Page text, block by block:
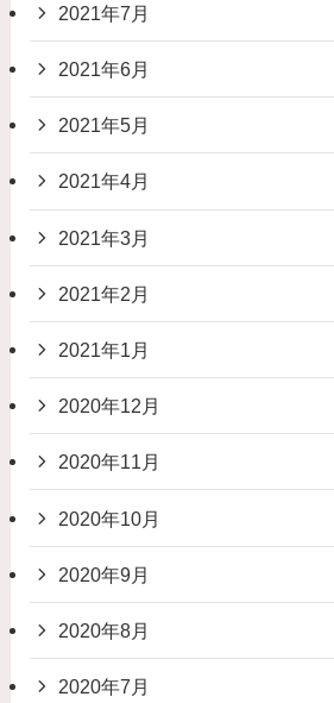
2021年7月
2021年6月
2021年5月
2021年4月
2021年3月
2021年2月
2021年1月
2020年12月
2020年11月
2020年10月
2020年9月
2020年8月
2020年7月